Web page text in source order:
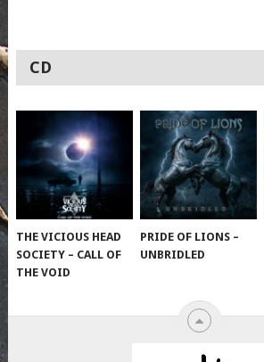
CD
THE VICIOUS HEAD
SOCIETY – CALL OF
THE VOID
PRIDE OF LIONS –
UNBRIDLED